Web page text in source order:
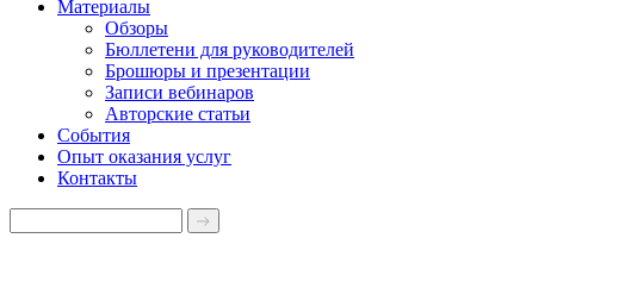
Материалы
Обзоры
Бюллетени для руководителей
Брошюры и презентации
Записи вебинаров
Авторские статьи
События
Опыт оказания услуг
Контакты